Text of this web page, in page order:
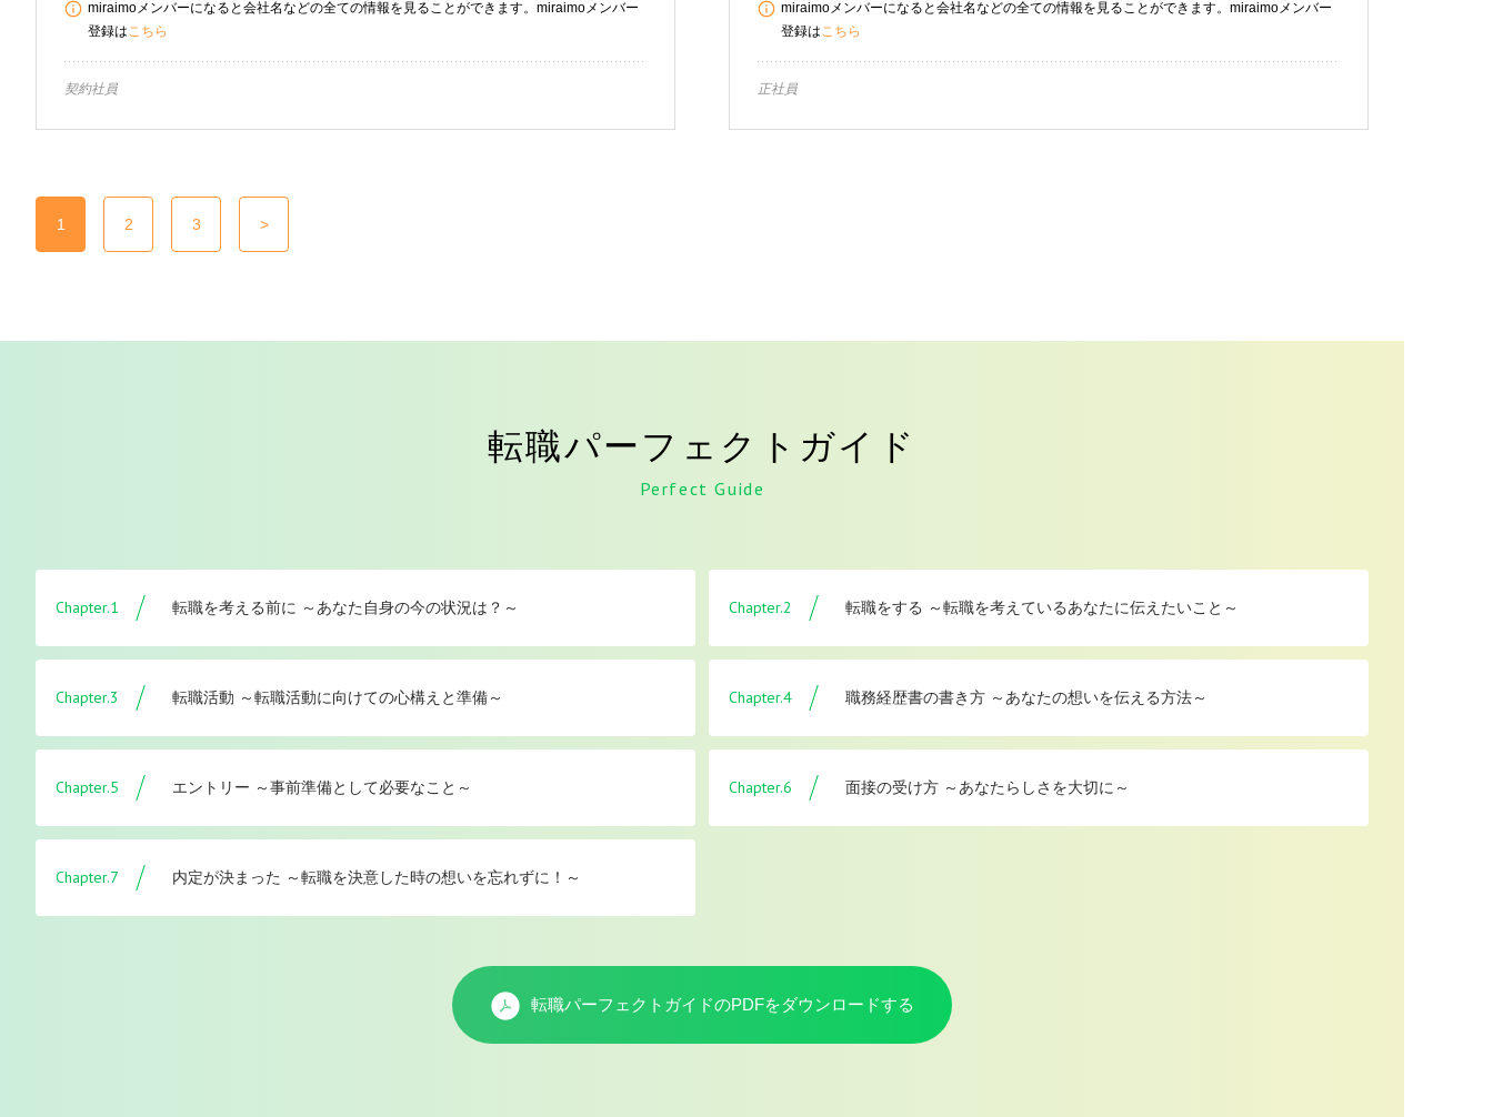
miraimoメンバーになると会社名などの全ての情報を見ることができます。miraimoメンバー
登録はこちら
契約社員
miraimoメンバーになると会社名などの全ての情報を見ることができます。miraimoメンバー
登録はこちら
正社員
1 2 3 >
転職パーフェクトガイド
Perfect Guide
Chapter.1 転職を考える前に ～あなた自身の今の状況は？～ Chapter.2 転職をする ～転職を考えているあなたに伝えたいこと～
Chapter.3 転職活動 ～転職活動に向けての心構えと準備～ Chapter.4 職務経歴書の書き方 ～あなたの想いを伝える方法～
Chapter.5 エントリー ～事前準備として必要なこと～ Chapter.6 面接の受け方 ～あなたらしさを大切に～
Chapter.7 内定が決まった ～転職を決意した時の想いを忘れずに！～
転職パーフェクトガイドのPDFをダウンロードする